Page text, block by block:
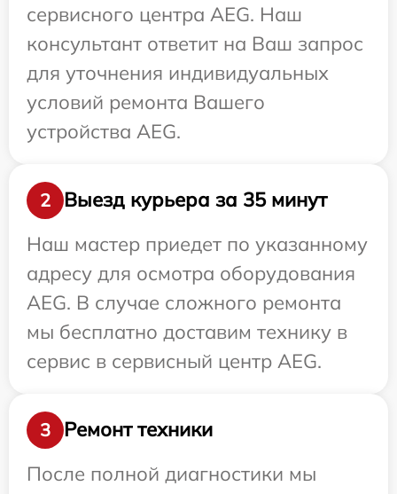
сервисного центра AEG. Наш
консультант ответит на Ваш запрос
для уточнения индивидуальных
условий ремонта Вашего
устройства AEG.
2
Выезд курьера за 35 минут
Наш мастер приедет по указанному
адресу для осмотра оборудования
AEG. В случае сложного ремонта
мы бесплатно доставим технику в
сервис в сервисный центр AEG.
3
Ремонт техники
После полной диагностики мы